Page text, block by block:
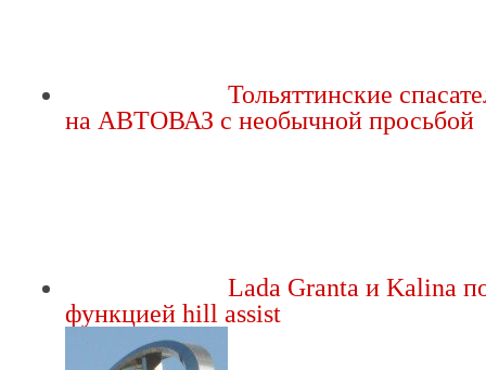
Тольяттинские
на АВТОВАЗ с необычной просьбой
Lada Granta и Kalina
функцией hill assist